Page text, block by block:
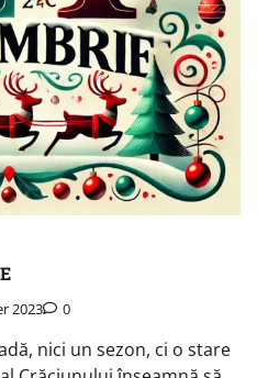
2023 0
nici un sezon, ci o stare